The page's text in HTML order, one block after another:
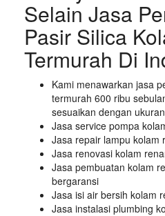
Selain Jasa
Pasir Silica
Termurah Di
Kami menawarkan jasa
termurah 600 ribu
sesuaikan dengan
Jasa service pompa
Jasa repair lampu kolam
Jasa renovasi kolam
Jasa pembuatan kolam
bergaransi
Jasa isi air bersih kolam
Jasa instalasi plumbing